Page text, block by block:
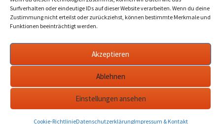
Surfverhalten oder eindeutige IDs auf dieser Website verarbeiten. Wenn du deine
Zustimmung nicht erteilst oder zurückziehst, können bestimmte Merkmale und
Funktionen beeinträchtigt werden.
Akzeptieren
Ablehnen
Einstellungen ansehen
Cookie-RichtlinieDatenschutzerklärungImpressum & Kontakt
der vermisste Karl W.
Die Kommentare sind geschlossen.